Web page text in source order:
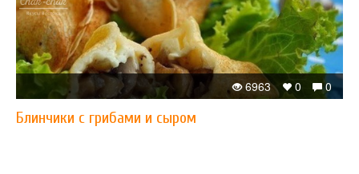
0
0
6963
Блинчики с грибами и сыром